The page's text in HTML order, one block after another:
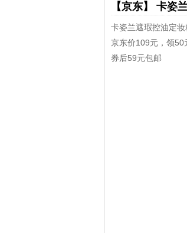
【京东】 卡姿
卡姿兰遮瑕控油定妆
京东价109元，领50
券后59元包邮